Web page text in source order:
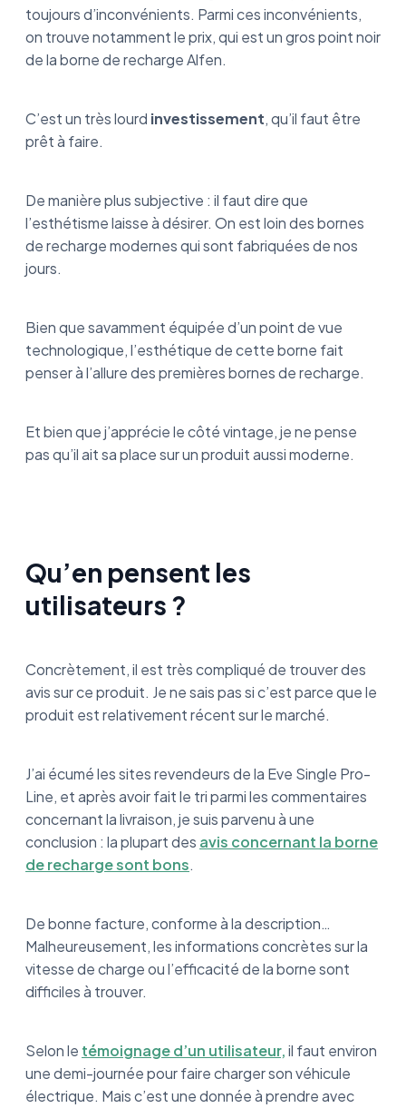
toujours d’inconvénients. Parmi ces inconvénients,
on trouve notamment le prix, qui est un gros point noir
de la borne de recharge Alfen.
C’est un très lourd investissement, qu’il faut être
prêt à faire.
De manière plus subjective : il faut dire que
l’esthétisme laisse à désirer. On est loin des bornes
de recharge modernes qui sont fabriquées de nos
jours.
Bien que savamment équipée d’un point de vue
technologique, l’esthétique de cette borne fait
penser à l’allure des premières bornes de recharge.
Et bien que j’apprécie le côté vintage, je ne pense
pas qu’il ait sa place sur un produit aussi moderne.
Qu’en pensent les
utilisateurs ?
Concrètement, il est très compliqué de trouver des
avis sur ce produit. Je ne sais pas si c’est parce que le
produit est relativement récent sur le marché.
J’ai écumé les sites revendeurs de la Eve Single Pro-
Line, et après avoir fait le tri parmi les commentaires
concernant la livraison, je suis parvenu à une
conclusion : la plupart des avis concernant la borne
de recharge sont bons.
De bonne facture, conforme à la description…
Malheureusement, les informations concrètes sur la
vitesse de charge ou l’efficacité de la borne sont
difficiles à trouver.
Selon le témoignage d’un utilisateur,il faut environ
une demi-journée pour faire charger son véhicule
électrique. Mais c’est une donnée à prendre avec